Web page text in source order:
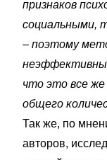
признаков
социальными,
– поэтому
что это все
общего
Так же, по
авторов,